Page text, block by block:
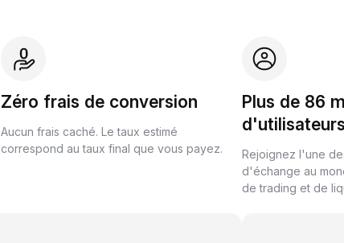
Zéro frais de conversion
Aucun frais caché. Le taux estimé
correspond au taux final que vous payez.
Plus de 86
d'utilisateurs
Rejoignez l'une
d'échange au
de trading et de